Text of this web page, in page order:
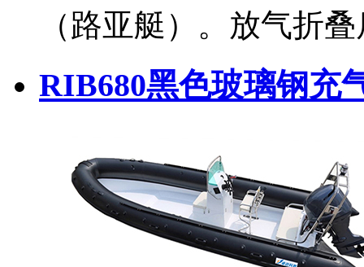
（路亚艇）。放气折
RIB680黑色玻璃钢充